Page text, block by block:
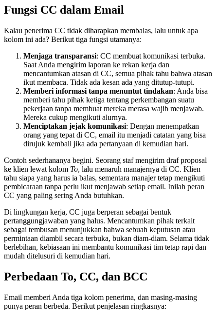
Fungsi CC dalam Email
Kalau penerima CC tidak diharapkan membalas, lalu untuk apa
kolom ini ada? Berikut tiga fungsi utamanya:
Menjaga transparansi: CC membuat komunikasi terbuka.
Saat Anda mengirim laporan ke rekan kerja dan
mencantumkan atasan di CC, semua pihak tahu bahwa atasan
ikut membaca. Tidak ada kesan ada yang ditutup-tutupi.
Memberi informasi tanpa menuntut tindakan: Anda bisa
memberi tahu pihak ketiga tentang perkembangan suatu
pekerjaan tanpa membuat mereka merasa wajib menjawab.
Mereka cukup mengikuti alurnya.
Menciptakan jejak komunikasi: Dengan menempatkan
orang yang tepat di CC, email itu menjadi catatan yang bisa
dirujuk kembali jika ada pertanyaan di kemudian hari.
Contoh sederhananya begini. Seorang staf mengirim draf proposal
ke klien lewat kolom To, lalu menaruh manajernya di CC. Klien
tahu siapa yang harus ia balas, sementara manajer tetap mengikuti
pembicaraan tanpa perlu ikut menjawab setiap email. Inilah peran
CC yang paling sering Anda butuhkan.
Di lingkungan kerja, CC juga berperan sebagai bentuk
pertanggungjawaban yang halus. Mencantumkan pihak terkait
sebagai tembusan menunjukkan bahwa sebuah keputusan atau
permintaan diambil secara terbuka, bukan diam-diam. Selama tidak
berlebihan, kebiasaan ini membantu komunikasi tim tetap rapi dan
mudah ditelusuri di kemudian hari.
Perbedaan To, CC, dan BCC
Email memberi Anda tiga kolom penerima, dan masing-masing
punya peran berbeda. Berikut penjelasan ringkasnya: